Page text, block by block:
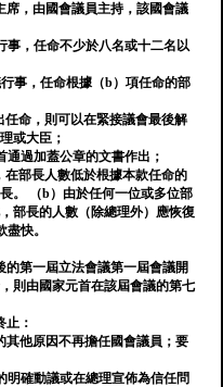
席，由國會議員主持，該國會議
事，任命不少於八名或十二名以
事，任命根據（b）項任命的部
任命，則可以在緊接議會最後解
或大臣；
通過加蓋公章的文書作出；
在部長人數低於根據本款任命的
。 （b）由於任何一位或多位部
部長的人數（除總理外）應恢復
快。
的第一屆立法會議第一屆會議開
則由國家元首在該屆會議的第七
止：
其他原因不再擔任國會議員；要
明確動議或在總理宣佈為信任問